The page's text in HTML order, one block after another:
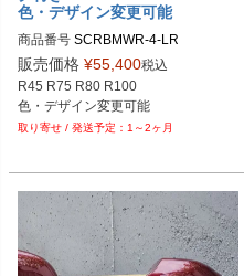
色・デザイン変更可能
商品番号
販売価格 ¥55,400税込
R45 R75 R80 R100
色・デザイン変更可能
1～2ヶ月